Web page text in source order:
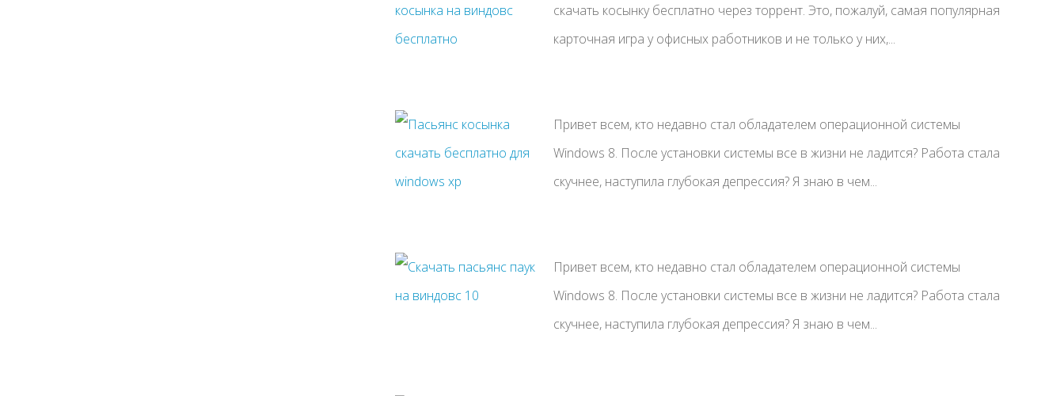
скачать косынку бесплатно через торрент. Это, пожалуй, самая популярная
карточная игра у офисных работников и не только у них,...
Привет всем, кто недавно стал обладателем операционной системы
Windows 8. После установки системы все в жизни не ладится? Работа стала
скучнее, наступила глубокая депрессия? Я знаю в чем...
Привет всем, кто недавно стал обладателем операционной системы
Windows 8. После установки системы все в жизни не ладится? Работа стала
скучнее, наступила глубокая депрессия? Я знаю в чем...